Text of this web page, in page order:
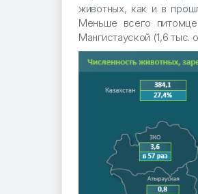
животных, как и в
Меньше всего
Мангистауской (1,6 тыс.